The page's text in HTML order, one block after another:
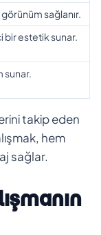
sağlanır.
bir estetik sunar.
sunar.
takip eden
hem
sağlar.